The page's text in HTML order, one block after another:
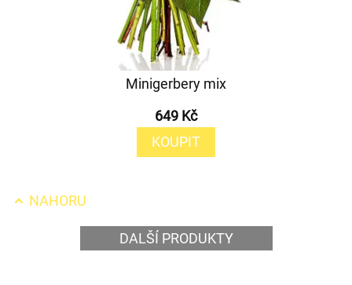
Minigerbery mix
649 Kč
KOUPIT
NAHORU
DALŠÍ PRODUKTY